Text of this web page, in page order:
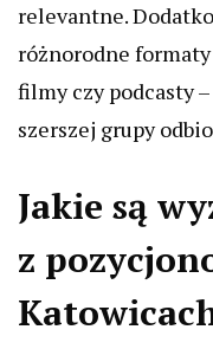
relevantne.
różnorodne
filmy czy podcasty
szerszej grupy
Jakie są
z